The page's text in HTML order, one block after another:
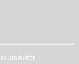
produkter